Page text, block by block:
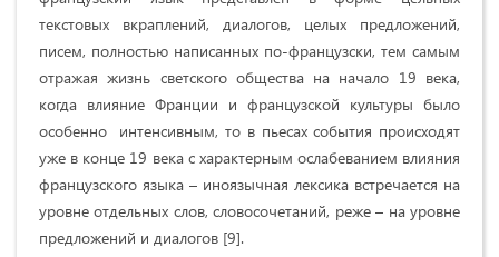
текстовых вкраплений, диалогов, целых предложений,
писем, полностью написанных по-французски, тем самым
отражая жизнь светского общества на начало 19 века,
когда влияние Франции и французской культуры было
особенно интенсивным, то в пьесах события происходят
уже в конце 19 века с характерным ослабеванием влияния
французского языка – иноязычная лексика встречается на
уровне отдельных слов, словосочетаний, реже – на уровне
предложений и диалогов [9].